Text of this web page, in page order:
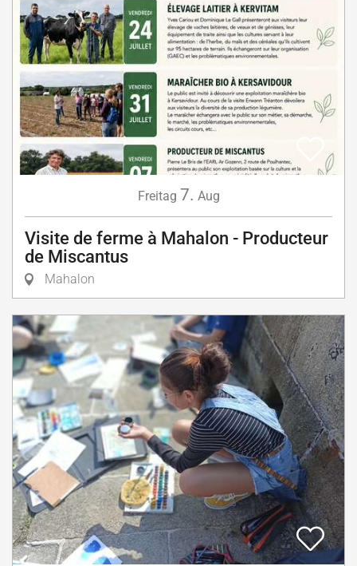
Freitag 7. Aug
Visite de ferme à Mahalon - Producteur
de Miscantus
Mahalon